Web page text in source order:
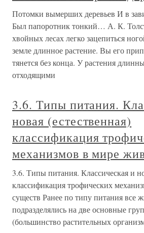
Потомки вымерших деревьев И в
Был папоротник тонкий… А. К.
хвойных лесах легко зацепиться
земле длинное растение. Вы его
тянется без конца. У растения
отходящими
3.6. Типы питания.
новая (естественная)
классификация
механизмов в мире
3.6. Типы питания. Классическая и
классификация трофических
существ Ранее по типу питания все
подразделялись на две основные
(большинство растительных